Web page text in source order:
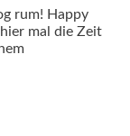
rum! Happy
mal die Zeit